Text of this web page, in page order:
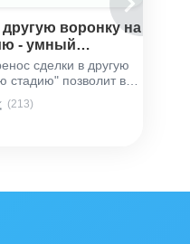
воронку на
- умный
сделки в другую
стадию" позволит вам
или несколько сделок
воронке.
(213)